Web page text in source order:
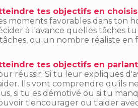
tes objectifs en
moments favorables dans ton
à l'avance quelles tâches
ou un nombre réaliste en
tes objectifs en
réussir. Si tu leur expliques
Ils vont comprendre qu'ils
si tu es démotivé ou si tu
t'encourager ou t'aider